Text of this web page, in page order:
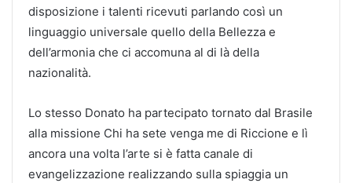
disposizione i talenti ricevuti parlando così un
linguaggio universale quello della Bellezza e
dell’armonia che ci accomuna al di là della
nazionalità.
Lo stesso Donato ha partecipato tornato dal Brasile
alla missione Chi ha sete venga me di Riccione e lì
ancora una volta l’arte si è fatta canale di
evangelizzazione realizzando sulla spiaggia un